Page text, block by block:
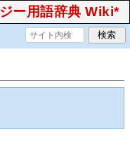
ー用語辞典 Wiki*